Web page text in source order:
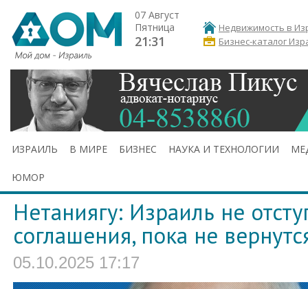
07 Август
Пятница
21:31
Недвижимость в
Бизнес-каталог
ИЗРАИЛЬ В МИРЕ БИЗНЕС НАУКА И ТЕХНОЛОГИИ
ЮМОР
Нетаниягу: Израиль не
соглашения, пока не
05.10.2025 17:17